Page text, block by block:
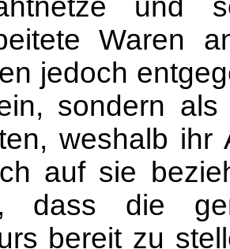
und
Waren
jedoch
sondern
weshalb ihr
auf sie
dass die
bereit zu